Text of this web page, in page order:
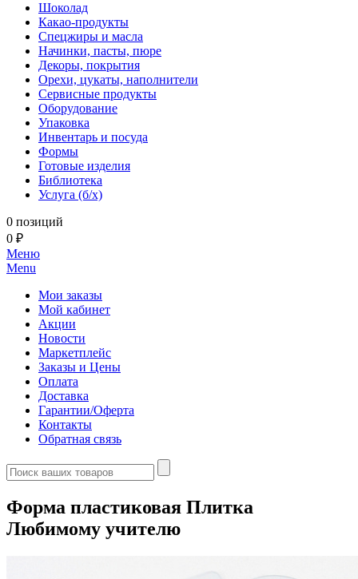
Шоколад
Какао-продукты
Спецжиры и масла
Начинки, пасты, пюре
Декоры, покрытия
Орехи, цукаты, наполнители
Сервисные продукты
Оборудование
Упаковка
Инвентарь и посуда
Формы
Готовые изделия
Библиотека
Услуга (б/х)
0 позиций
0 ₽
Меню
Menu
Мои заказы
Мой кабинет
Акции
Новости
Маркетплейс
Заказы и Цены
Оплата
Доставка
Гарантии/Оферта
Контакты
Обратная связь
Форма пластиковая Плитка
Любимому учителю